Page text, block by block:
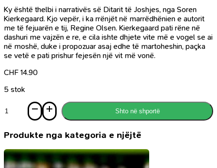
Ky është thelbi i narrativës së Ditarit të Joshjes, nga Soren
Kierkegaard. Kjo vepër, i ka rrënjët në marrëdhënien e autorit
me të fejuarën e tij, Regine Olsen. Kierkegaard pati rëne në
dashuri me vajzën e re, e cila ishte dhjete vite më e vogel se ai
në moshë, duke i propozuar asaj edhe të martoheshin, paçka
se vetë e pati prishur fejesën një vit më vonë.
CHF 14.90
5 stok
Ditari
joshjes
Shto në shportë
Produkte nga kategoria e njëjtë